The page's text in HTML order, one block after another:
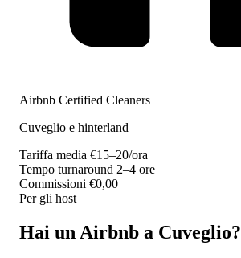
Airbnb Certified Cleaners
Cuveglio e hinterland
Tariffa media €15–20/ora
Tempo turnaround 2–4 ore
Commissioni €0,00
Per gli host
Hai un Airbnb a Cuveglio?